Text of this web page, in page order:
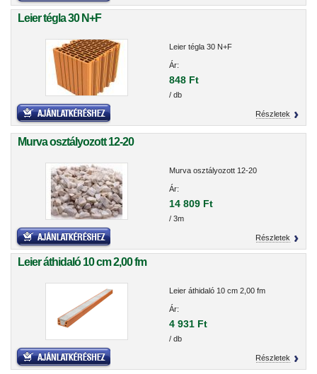
Leier tégla 30 N+F
Leier tégla 30 N+F
Ár:
848 Ft
/ db
Részletek
Murva osztályozott 12-20
Murva osztályozott 12-20
Ár:
14 809 Ft
/ 3m
Részletek
Leier áthidaló 10 cm 2,00 fm
Leier áthidaló 10 cm 2,00 fm
Ár:
4 931 Ft
/ db
Részletek